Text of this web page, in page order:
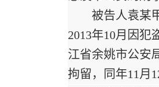
被告人袁某
2013年10月因犯
江省余姚市公安
拘留，同年11月